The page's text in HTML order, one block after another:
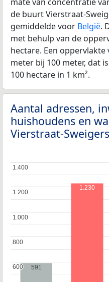
de buurt Vierstraat-
gemiddelde voor België.
met behulp van de
hectare. Een oppervlakte
meter bij 100 meter, dat
100 hectare in 1 km².
Aantal adressen,
huishoudens en
Vierstraat-Sweigers
600
600
800
800
1.000
1.000
1.200
1.200
1.400
1.400
591
1.230